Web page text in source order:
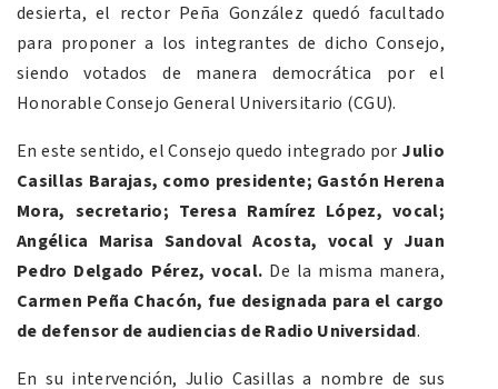
desierta, el rector Peña González quedó facultado
para proponer a los integrantes de dicho Consejo,
siendo votados de manera democrática por el
Honorable Consejo General Universitario (CGU).
En este sentido, el Consejo quedo integrado por Julio
Casillas Barajas, como presidente; Gastón Herena
Mora, secretario; Teresa Ramírez López, vocal;
Angélica Marisa Sandoval Acosta, vocal y Juan
Pedro Delgado Pérez, vocal. De la misma manera,
Carmen Peña Chacón, fue designada para el cargo
de defensor de audiencias de Radio Universidad.
En su intervención, Julio Casillas a nombre de sus